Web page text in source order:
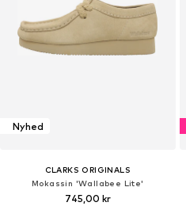
Nyhed
CLARKS ORIGINALS
Mokassin 'Wallabee Lite'
745,00 kr